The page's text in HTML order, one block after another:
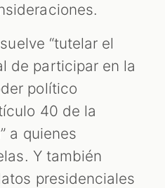
“tutelar el
de participar en la
político
40 de la
a quienes
Y también
presidenciales